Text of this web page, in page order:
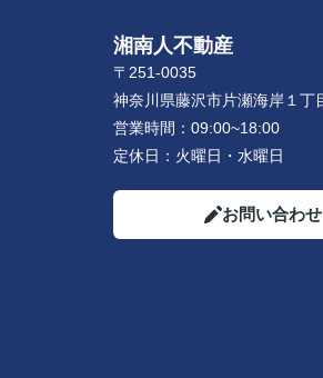
湘南人不動産
〒251-0035
神奈川県藤沢市片瀬海岸１丁
営業時間： 09:00~18:00
定休日： 火曜日・水曜日
お問い合わせ